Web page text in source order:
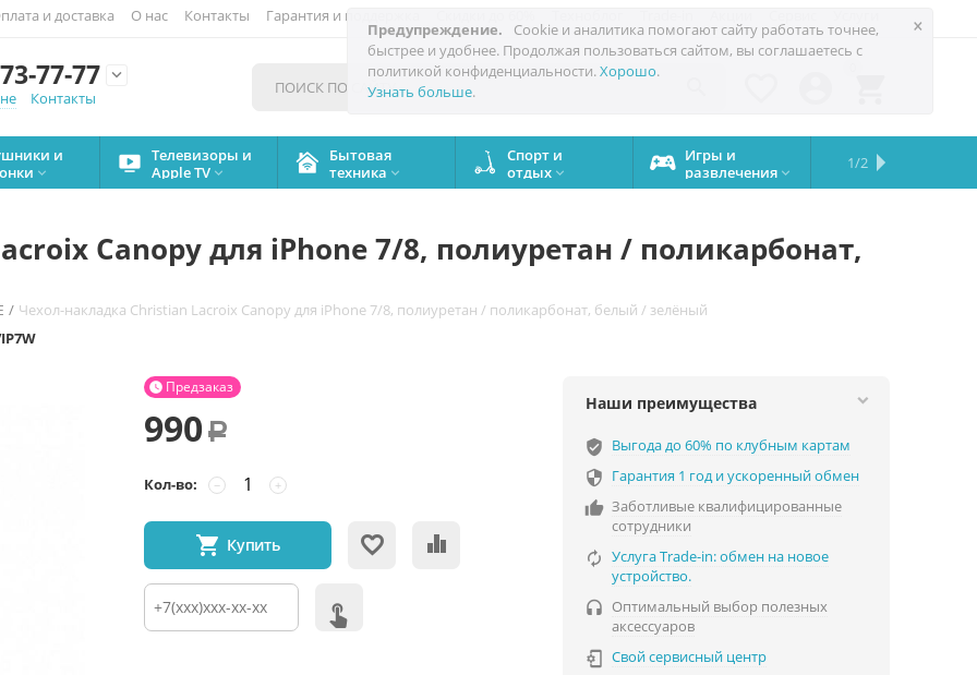
×
Предупреждение.
Cookie и аналитика помогают сайту работать точнее,
быстрее и удобнее. Продолжая пользоваться сайтом, вы соглашаетесь с
политикой конфиденциальности.Хорошо.
Узнать больше.
и доставка О нас Контакты Гарантия и поддержка
77-77

Контакты
и

Телевизоры и
Apple TV 
Бытовая
техника 
Спорт и
отдых 
Игры и
развлечения 
Сервисный
центр
Сравните
iPhone
Подарки
на все
случаи
Запчасти
Бренды
1/2
Canopy для iPhone 7/8, полиуретан / поликарбонат,
/ Чехол-накладка Christian Lacroix Canopy для iPhone 7/8, полиуретан / поликарбонат, белый / зелёный
Предзаказ

990 Р
Кол-во: +
−
Купить
Наши преимущества
verified_user Выгода до 60% по клубным картам
 Гарантия 1 год и ускоренный обмен
 Заботливые квалифицированные
сотрудники
 Услуга Trade-in: обмен на новое
устройство.
 Оптимальный выбор полезных
аксессуаров
 Свой сервисный центр